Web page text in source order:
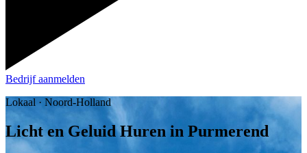
Bedrijf aanmelden
Lokaal · Noord-Holland
Licht en Geluid Huren in Purmerend